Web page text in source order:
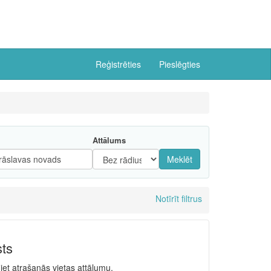
Reģistrēties Pieslēgties
Attālums
Meklēt
Notīrīt filtrus
atrašanās vietas attālumu.